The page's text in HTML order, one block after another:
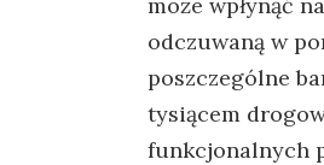
odczuwaną w
poszczególne
tysiącem
funkcjonalnych